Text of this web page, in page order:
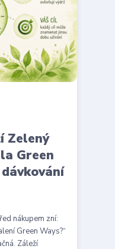
Zelený
Green
nákupem zní:
Green Ways?“
Záleží